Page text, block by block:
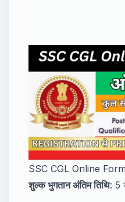
SSC CGL Online
शुल्क भुगतान अंतिम तिथि: 5